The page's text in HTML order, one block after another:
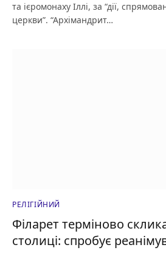
та ієромонаху Іллі, за “дії,
церкви”. “Архімандрит…
РЕЛІГІЙНИЙ
Філарет терміново
столиці: спробує